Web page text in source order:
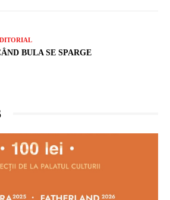
BULA SE SPARGE